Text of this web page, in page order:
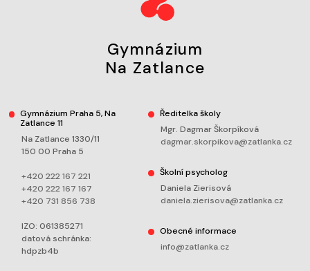
Gymnázium
Na Zatlance
Gymnázium Praha 5, Na
Zatlance 11
Na Zatlance 1330/11
150 00 Praha 5
+420 222 167 221
+420 222 167 167
+420 731 856 738
IZO: 061385271
datová schránka:
hdpzb4b
Ředitelka školy
Mgr. Dagmar Škorpíková
dagmar.skorpikova@zatlanka.cz
Školní psycholog
Daniela Zierisová
daniela.zierisova@zatlanka.cz
Obecné informace
info@zatlanka.cz